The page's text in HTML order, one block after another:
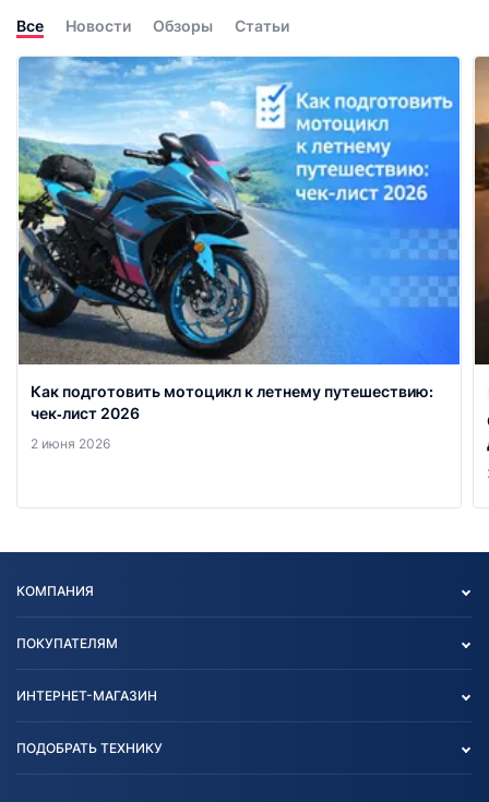
Все Новости Обзоры Статьи
Как подготовить мотоцикл к летнему путешествию:
чек‑лист 2026
2 июня 2026
КОМПАНИЯ
Блог
ПОКУПАТЕЛЯМ
Согласие на обработку
ИНТЕРНЕТ-МАГАЗИН
Агротехника
ПОДОБРАТЬ ТЕХНИКУ